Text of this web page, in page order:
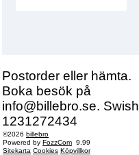
Postorder eller hämta.
Boka besök på
info@billebro.se. Swish
1231272434
©2026 billebro
Powered by FozzCom 9.99
Sitekarta Cookies Köpvillkor